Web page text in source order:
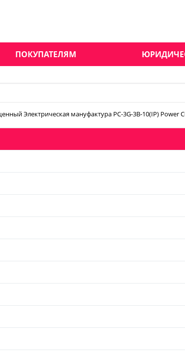
ПОКУПАТЕЛЯМ
Электрическая мануфактура PC-3G-3B-10(IP) Power